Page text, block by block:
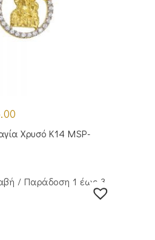
τιμή
είναι:
Χρυσό Κ14 MSP-
/ Παράδoση 1 έως 3